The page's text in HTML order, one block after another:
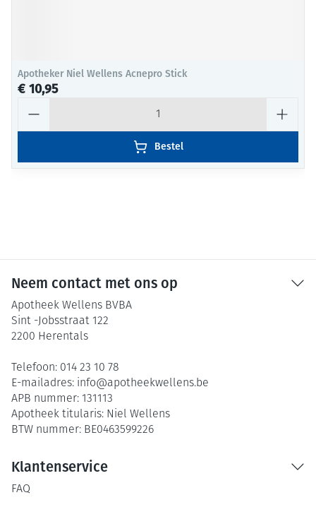
Apotheker Niel Wellens Acnepro Stick
€ 10,95
Bestel
Neem contact met ons op
Apotheek Wellens BVBA
Sint -Jobsstraat 122
2200 Herentals
Telefoon: 014 23 10 78
E-mailadres: info@apotheekwellens.be
APB nummer: 131113
Apotheek titularis: Niel Wellens
BTW nummer: BE0463599226
Klantenservice
FAQ